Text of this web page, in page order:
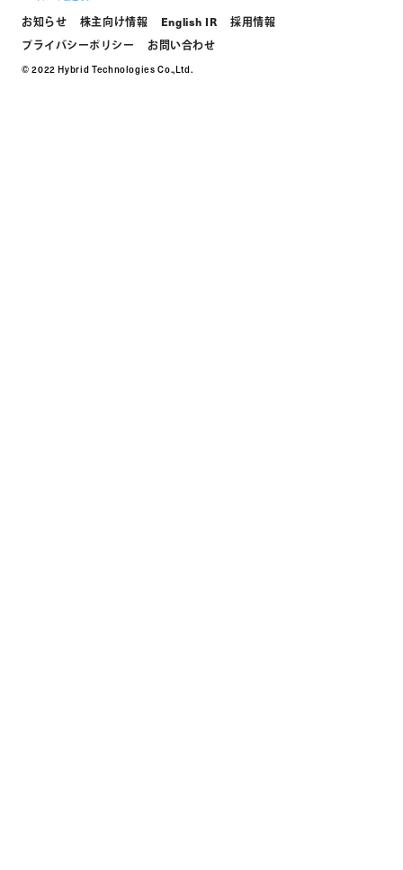
お知らせ 株主向け情報 English IR
採用情報
プライバシーポリシー
お問い合わせ
© 2022 Hybrid Technologies Co.,Ltd.